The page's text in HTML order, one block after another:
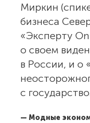
Миркин
бизнеса
«Эксперту
о своем
в России, и о
с
— Модные